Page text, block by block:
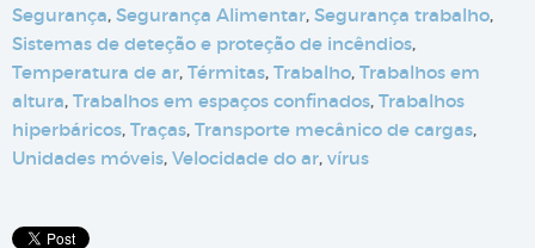
Segurança, Segurança Alimentar, Segurança trabalho,
Sistemas de deteção e proteção de incêndios,
Temperatura de ar, Térmitas, Trabalho, Trabalhos em
altura, Trabalhos em espaços confinados, Trabalhos
hiperbáricos, Traças, Transporte mecânico de cargas,
Unidades móveis, Velocidade do ar, vírus